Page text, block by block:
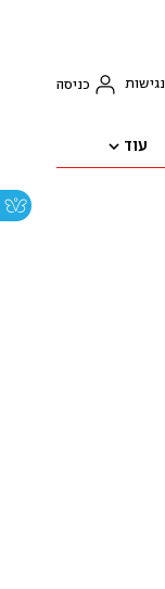
נגישות כניסה
עוד